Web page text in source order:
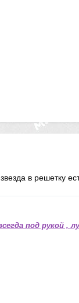
в решетку
под рукой ,